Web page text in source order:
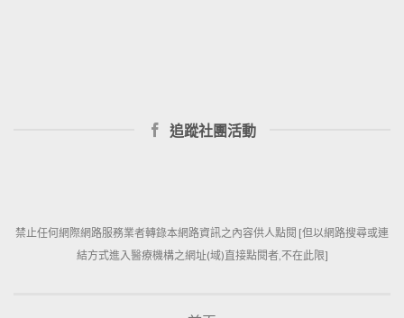
追蹤社團活動
禁止任何網際網路服務業者轉錄本網路資訊之內容供人點閱 [但以網路搜尋或連
結方式進入醫療機構之網址(域)直接點閱者,不在此限]